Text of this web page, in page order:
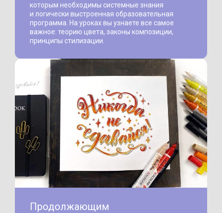
которым необходимы системные знания
и логически выстроенная образовательная
программа. На уроках вы узнаете все самое
важное: теорию цвета, законы композиции,
принципы стилизации.
Продолжающим